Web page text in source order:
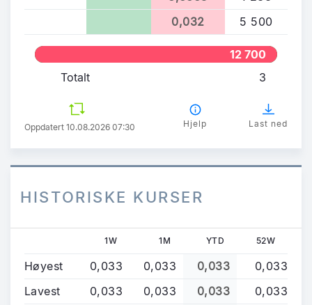
0,032
5 500
12 700
Totalt
3
Oppdatert 10.08.2026 07:30 Hjelp Last ned
HISTORISKE KURSER
1W 1M YTD 52W
Høyest 0,033 0,033 0,033
0,033
Lavest
0,033 0,033 0,033
0,033